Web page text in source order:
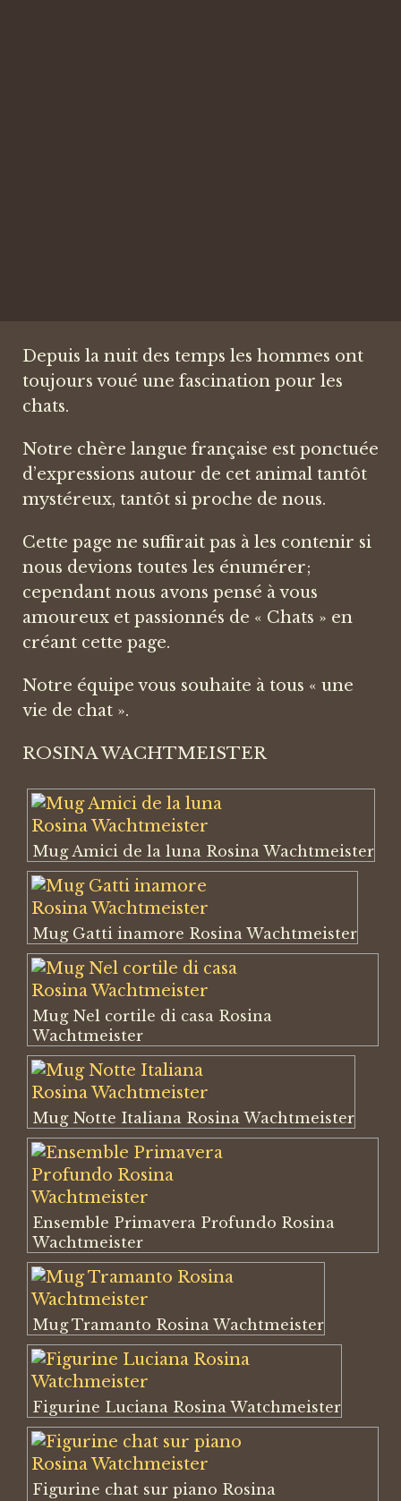
Depuis la nuit des temps les hommes ont
toujours voué une fascination pour les
chats.
Notre chère langue française est ponctuée
d’expressions autour de cet animal tantôt
mystéreux, tantôt si proche de nous.
Cette page ne suffirait pas à les contenir si
nous devions toutes les énumérer;
cependant nous avons pensé à vous
amoureux et passionnés de « Chats » en
créant cette page.
Notre équipe vous souhaite à tous « une
vie de chat ».
ROSINA WACHTMEISTER
Mug Amici de la luna Rosina Wachtmeister
Mug Gatti inamore Rosina Wachtmeister
Mug Nel cortile di casa Rosina
Wachtmeister
Mug Notte Italiana Rosina Wachtmeister
Ensemble Primavera Profundo Rosina
Wachtmeister
Mug Tramanto Rosina Wachtmeister
Figurine Luciana Rosina Watchmeister
Figurine chat sur piano Rosina